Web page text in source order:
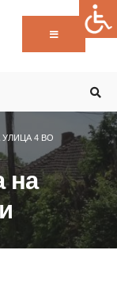
УЛИЦА 4 ВО
на